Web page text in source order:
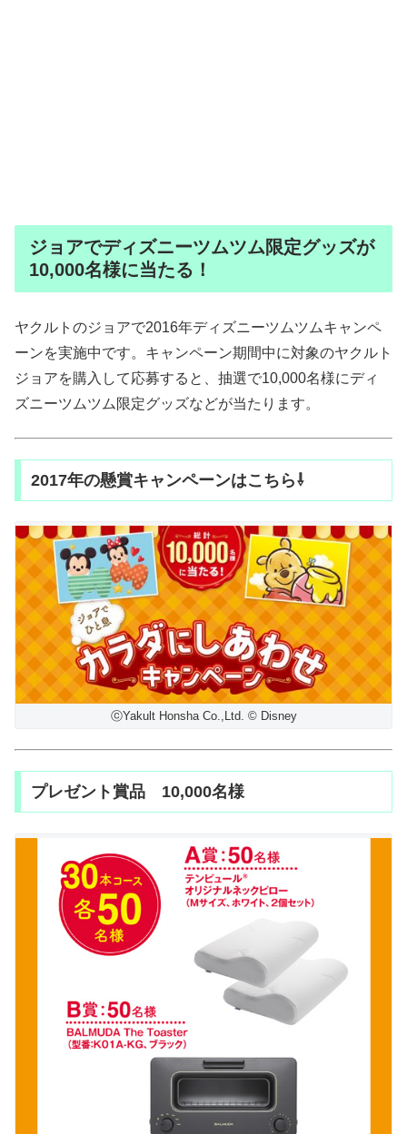
ジョアでディズニーツムツム限定グッズが
10,000名様に当たる！
ヤクルトのジョアで2016年ディズニーツムツムキャンペ
ーンを実施中です。キャンペーン期間中に対象のヤクルト
ジョアを購入して応募すると、抽選で10,000名様にディ
ズニーツムツム限定グッズなどが当たります。
2017年の懸賞キャンペーンはこちら⇩
ⓒYakult Honsha Co.,Ltd. © Disney
プレゼント賞品 10,000名様